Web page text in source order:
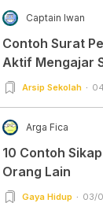
Captain Iwan
Contoh Surat
Aktif Mengajar
Arsip Sekolah
Arga Fica
10 Contoh
Orang Lain
Gaya Hidup 03/